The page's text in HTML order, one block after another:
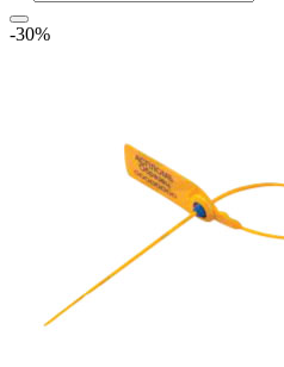
-30%